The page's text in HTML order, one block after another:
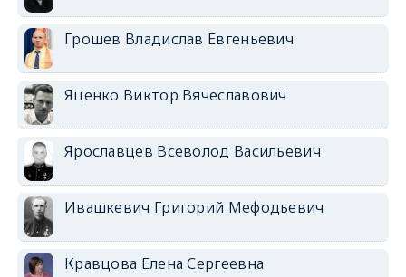
Грошев Владислав Евгеньевич
Яценко Виктор Вячеславович
Ярославцев Всеволод Васильевич
Ивашкевич Григорий Мефодьевич
Кравцова Елена Сергеевна